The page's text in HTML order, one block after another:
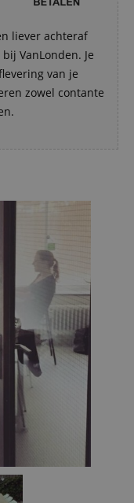
liever achteraf
VanLonden. Je
van je
zowel contante